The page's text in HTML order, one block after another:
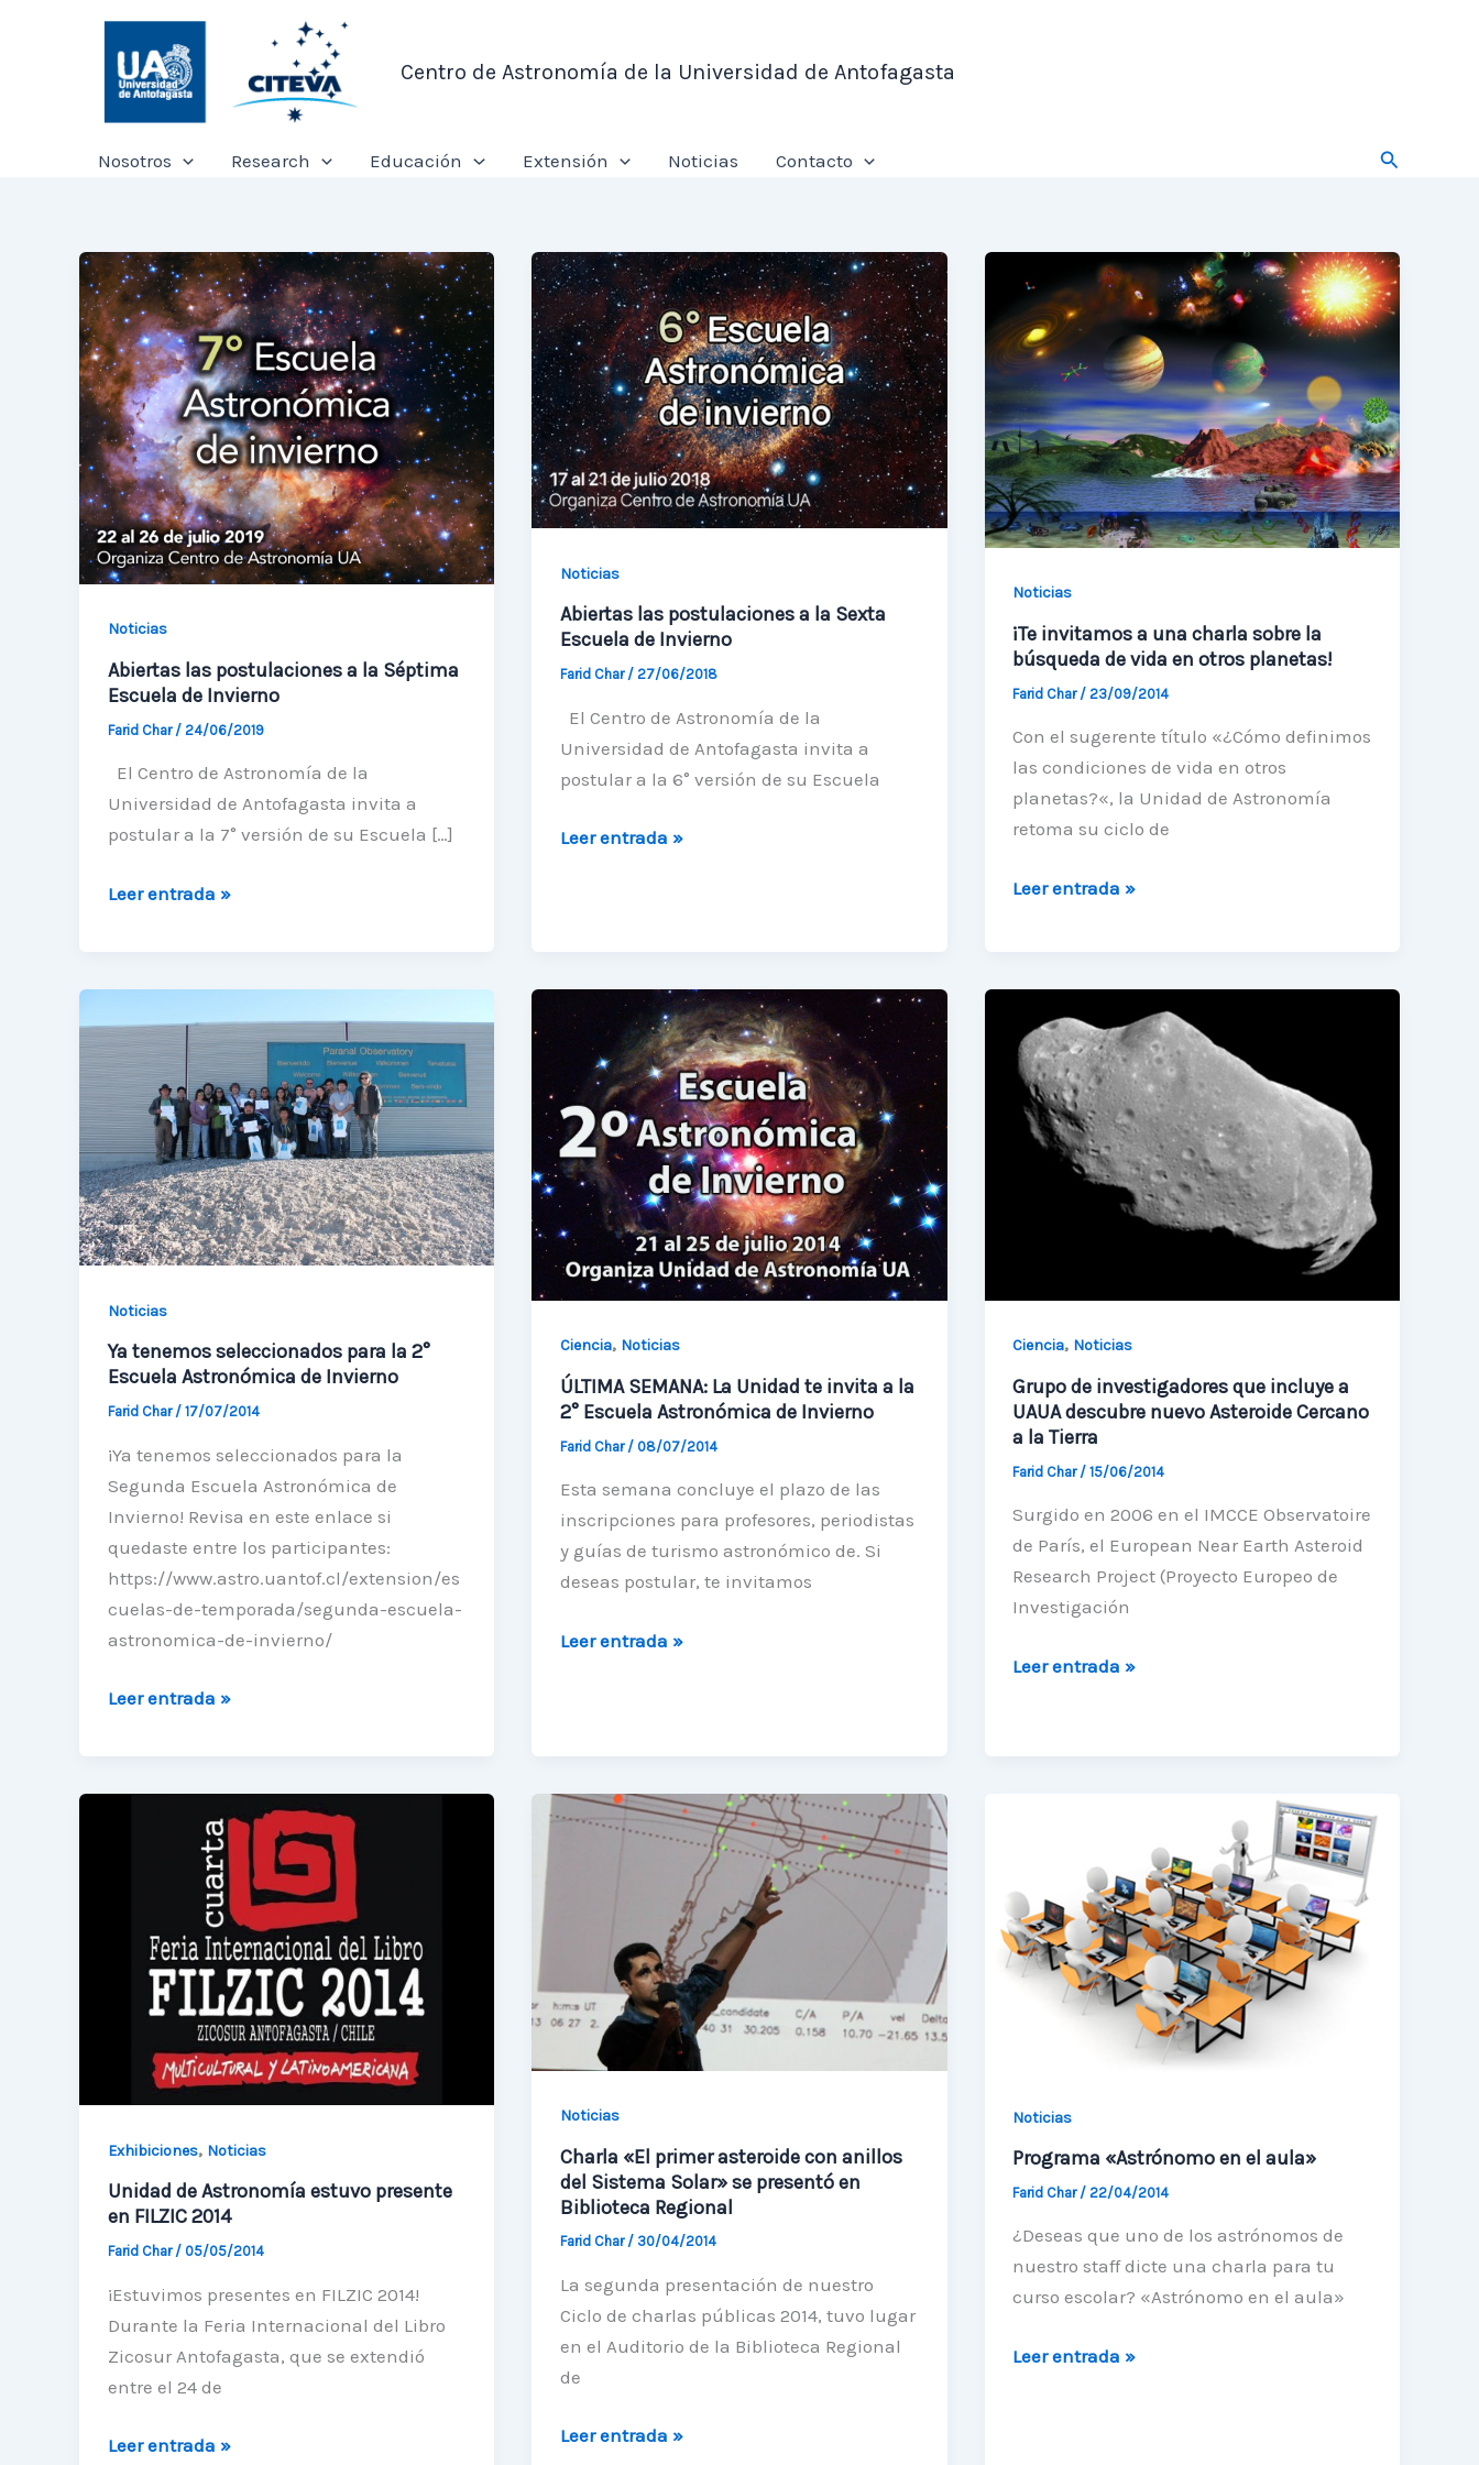
Centro de Astronomía de la Universidad de Antofagasta
Nosotros Research Educación Extensión Noticias Contacto Buscar
Noticias
Abiertas las postulaciones a la Séptima
Escuela de Invierno
Farid Char / 24/06/2019
El Centro de Astronomía de la
Universidad de Antofagasta invita a
postular a la 7° versión de su Escuela […]
Abiertas
a
Escuela
de
Invierno
Leer entrada »
Noticias
Abiertas las postulaciones a la Sexta
Escuela de Invierno
Farid Char / 27/06/2018
El Centro de Astronomía de la
Universidad de Antofagasta invita a
postular a la 6° versión de su Escuela
Abiertas
Sexta
Escuela
Invierno
Leer entrada »
Noticias
¡Te invitamos a una charla sobre la
búsqueda de vida en otros planetas!
Farid Char /23/09/2014
Con el sugerente título «¿Cómo definimos
las condiciones de vida en otros
planetas?«, la Unidad de Astronomía
retoma su ciclo de
¡Te
sobre
la
búsqueda
de
Leer entrada »
Noticias
Ya tenemos seleccionados para la 2°
Escuela Astronómica de Invierno
Farid Char / 17/07/2014
¡Ya tenemos seleccionados para la
Segunda Escuela Astronómica de
Invierno! Revisa en este enlace si
quedaste entre los participantes:
https://www.astro.uantof.cl/extension/es
cuelas-de-temporada/segunda-escuela-
astronomica-de-invierno/
Ya
para
Astronómica
Invierno
Leer entrada »
Ciencia, Noticias
ÚLTIMA SEMANA: La Unidad te invita a la
2° Escuela Astronómica de Invierno
Farid Char / 08/07/2014
Esta semana concluye el plazo de las
inscripciones para profesores, periodistas
y guías de turismo astronómico de. Si
deseas postular, te invitamos
ÚLTIMA
invita
a
Astronómica
Invierno
Leer entrada »
Ciencia, Noticias
Grupo de investigadores que incluye a
UAUA descubre nuevo Asteroide Cercano
a la Tierra
Farid Char /15/06/2014
Surgido en 2006 en el IMCCE Observatoire
de París, el European Near Earth Asteroid
Research Project (Proyecto Europeo de
Investigación
Grupo
descubre
nuevo
Asteroide
Cercano
Leer entrada »
Exhibiciones, Noticias
Unidad de Astronomía estuvo presente
en FILZIC 2014
Farid Char / 05/05/2014
¡Estuvimos presentes en FILZIC 2014!
Durante la Feria Internacional del Libro
Zicosur Antofagasta, que se extendió
entre el 24 de
Unidad
Leer entrada »
Noticias
Charla «El primer asteroide con anillos
del Sistema Solar» se presentó en
Biblioteca Regional
Farid Char / 30/04/2014
La segunda presentación de nuestro
Ciclo de charlas públicas 2014, tuvo lugar
en el Auditorio de la Biblioteca Regional
de
Charla
Leer entrada »
Noticias
Programa «Astrónomo en el aula»
Farid Char /22/04/2014
¿Deseas que uno de los astrónomos de
nuestro staff dicte una charla para tu
curso escolar? «Astrónomo en el aula»
Programa
Leer entrada »